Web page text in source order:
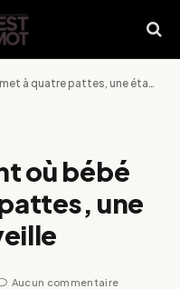
pattes, une étape qui émerveille
où bébé
une
Aucun commentaire